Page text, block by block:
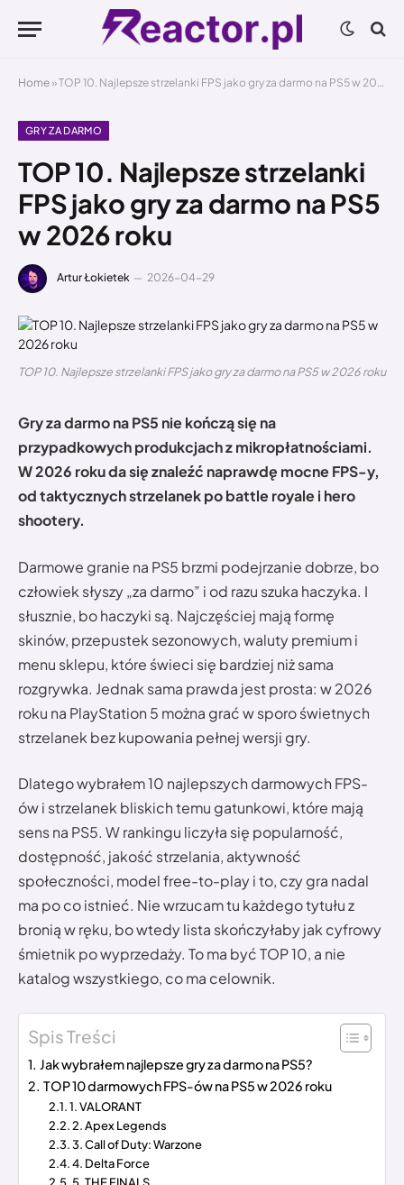
Home »TOP 10. Najlepsze strzelanki FPS jako gry za darmo na PS5 w 2026 roku
GRY ZA DARMO
TOP 10. Najlepsze strzelanki
FPS jako gry za darmo na PS5
w 2026 roku
Artur Łokietek 2026-04-29
TOP 10. Najlepsze strzelanki FPS jako gry za darmo na PS5 w 2026 roku
Gry za darmo na PS5 nie kończą się na
przypadkowych produkcjach z mikropłatnościami.
W 2026 roku da się znaleźć naprawdę mocne FPS-y,
od taktycznych strzelanek po battle royale i hero
shootery.
Darmowe granie na PS5 brzmi podejrzanie dobrze, bo
człowiek słyszy „za darmo” i od razu szuka haczyka. I
słusznie, bo haczyki są. Najczęściej mają formę
skinów, przepustek sezonowych, waluty premium i
menu sklepu, które świeci się bardziej niż sama
rozgrywka. Jednak sama prawda jest prosta: w 2026
roku na PlayStation 5 można grać w sporo świetnych
strzelanek bez kupowania pełnej wersji gry.
Dlatego wybrałem 10 najlepszych darmowych FPS-
ów i strzelanek bliskich temu gatunkowi, które mają
sens na PS5. W rankingu liczyła się popularność,
dostępność, jakość strzelania, aktywność
społeczności, model free-to-play i to, czy gra nadal
ma po co istnieć. Nie wrzucam tu każdego tytułu z
bronią w ręku, bo wtedy lista skończyłaby jak cyfrowy
śmietnik po wyprzedaży. To ma być TOP 10, a nie
katalog wszystkiego, co ma celownik.
Spis Treści
Jak wybrałem najlepsze gry za darmo na PS5?
TOP 10 darmowych FPS-ów na PS5 w 2026 roku
1. VALORANT
2. Apex Legends
3. Call of Duty: Warzone
4. Delta Force